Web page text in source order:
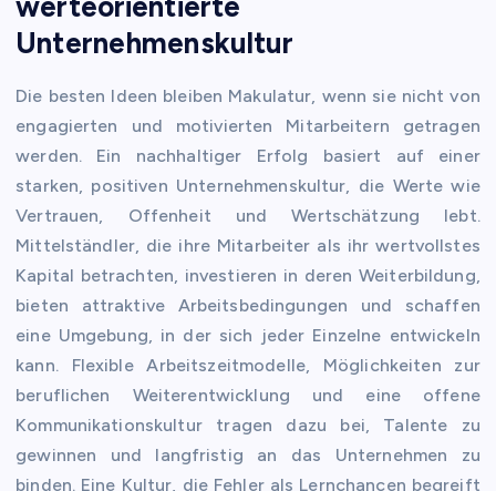
Unternehmenskultur
Die besten Ideen bleiben Makulatur, wenn sie nicht von
engagierten und motivierten Mitarbeitern getragen
werden. Ein nachhaltiger Erfolg basiert auf einer
starken, positiven Unternehmenskultur, die Werte wie
Vertrauen, Offenheit und Wertschätzung lebt.
Mittelständler, die ihre Mitarbeiter als ihr wertvollstes
Kapital betrachten, investieren in deren Weiterbildung,
bieten attraktive Arbeitsbedingungen und schaffen
eine Umgebung, in der sich jeder Einzelne entwickeln
kann. Flexible Arbeitszeitmodelle, Möglichkeiten zur
beruflichen Weiterentwicklung und eine offene
Kommunikationskultur tragen dazu bei, Talente zu
gewinnen und langfristig an das Unternehmen zu
binden. Eine Kultur, die Fehler als Lernchancen begreift